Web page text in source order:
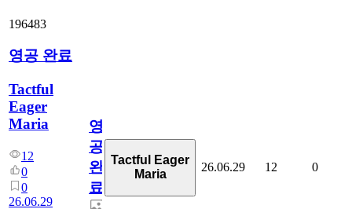
196483
영공 완료
Tactful
Eager
Maria
12
0
0
26.06.29
영
공
완
료
Tactful Eager
Maria
26.06.29 12 0